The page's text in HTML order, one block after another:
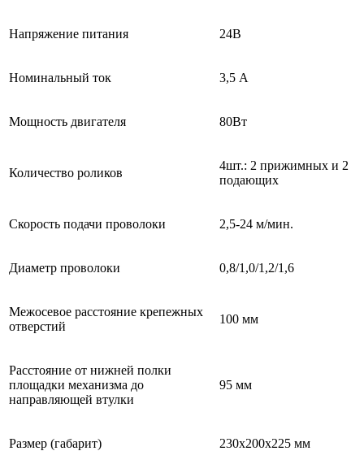
Напряжение питания 24В
Номинальный ток 3,5 А
Мощность двигателя 80Вт
Количество роликов
4шт.: 2 прижимных и 2
подающих
Скорость подачи проволоки 2,5-24 м/мин.
Диаметр проволоки 0,8/1,0/1,2/1,6
Межосевое расстояние крепежных
отверстий
100 мм
Расстояние от нижней полки
площадки механизма до
направляющей втулки
95 мм
Размер (габарит) 230х200х225 мм